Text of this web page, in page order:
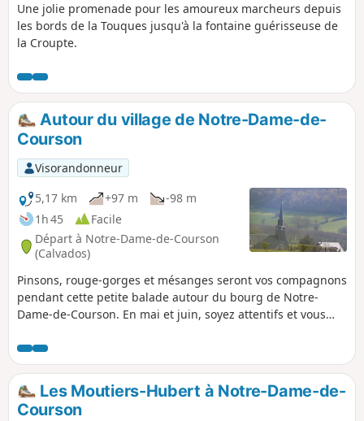
Une jolie promenade pour les amoureux marcheurs depuis
les bords de la Touques jusqu'à la fontaine guérisseuse de
la Croupte.
Autour du village de Notre-Dame-de-
Courson
Visorandonneur
5,17 km
+97 m
-98 m
1h 45
Facile
Départ à Notre-Dame-de-Courson
(Calvados)
Pinsons, rouge-gorges et mésanges seront vos compagnons
pendant cette petite balade autour du bourg de Notre-
Dame-de-Courson. En mai et juin, soyez attentifs et vous
Les Moutiers-Hubert à Notre-Dame-de-
Courson